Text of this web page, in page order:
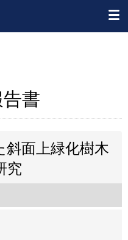
書
斜面上緑化樹木
究